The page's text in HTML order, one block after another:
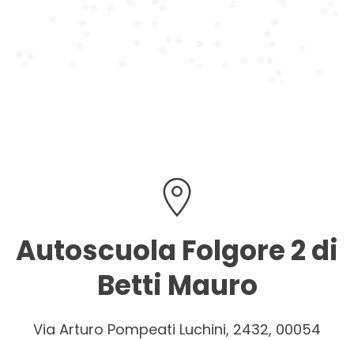
Autoscuola Folgore 2 di
Betti Mauro
Via Arturo Pompeati Luchini, 2432, 00054